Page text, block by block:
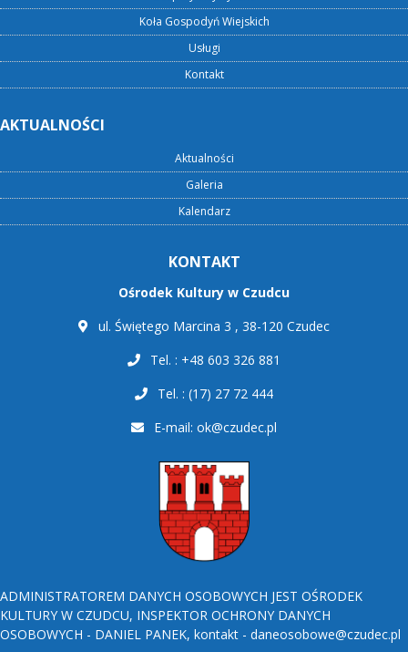
Koła Gospodyń Wiejskich
Usługi
Kontakt
AKTUALNOŚCI
Aktualności
Galeria
Kalendarz
KONTAKT
Ośrodek Kultury w Czudcu
ul. Świętego Marcina 3 , 38-120 Czudec
Tel. : +48 603 326 881
Tel. : (17) 27 72 444
E-mail: ok@czudec.pl
ADMINISTRATOREM DANYCH OSOBOWYCH JEST OŚRODEK
KULTURY W CZUDCU, INSPEKTOR OCHRONY DANYCH
OSOBOWYCH - DANIEL PANEK, kontakt - daneosobowe@czudec.pl